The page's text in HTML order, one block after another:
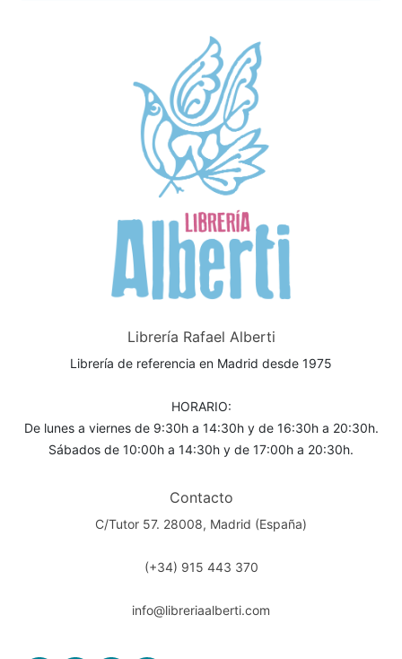
Librería Rafael Alberti
Librería de referencia en Madrid desde 1975
HORARIO:
De lunes a viernes de 9:30h a 14:30h y de 16:30h a 20:30h.
Sábados de 10:00h a 14:30h y de 17:00h a 20:30h.
Contacto
C/Tutor 57. 28008, Madrid (España)
(+34) 915 443 370
info@libreriaalberti.com